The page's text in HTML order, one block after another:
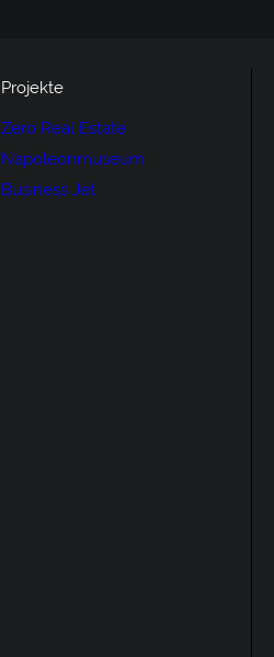
Projekte
Zero Real Estate
Napoleonmuseum
Business Jet